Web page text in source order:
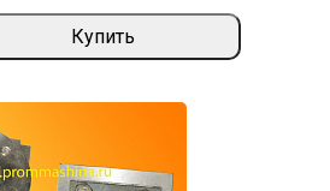
Купить